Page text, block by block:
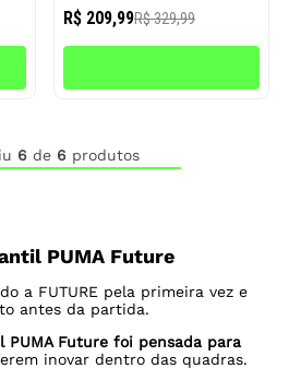
R$ 209,99R$ 329,99
6 de 6 produtos
PUMA Future
a FUTURE pela primeira vez e
antes da partida.
Future foi pensada para
inovar dentro das quadras.